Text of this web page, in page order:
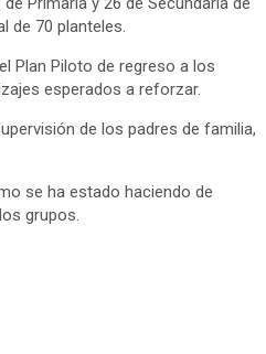
de 70 planteles.
Plan Piloto de regreso a los
esperados a reforzar.
de los padres de familia,
se ha estado haciendo de
grupos.